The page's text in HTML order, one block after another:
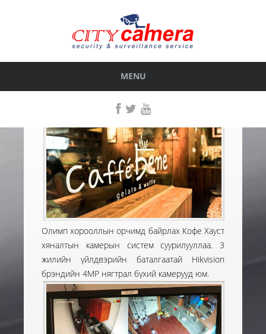
MENU
COFFEE HOUSE
ГҮЙЦЭТГЭСЭН АЖИЛ
Олимп хорооллын орчимд байрлах Кофе Хауст
хяналтын камерын систем суурилууллаа. 3
жилийн үйлдвэрийн баталгаатай Hikvision
брэндийн 4МР нягтрал бүхий камерууд юм.